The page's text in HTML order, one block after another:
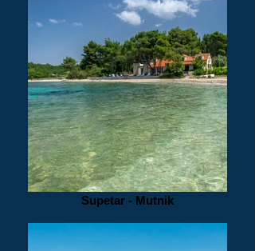
Supetar - Mutnik